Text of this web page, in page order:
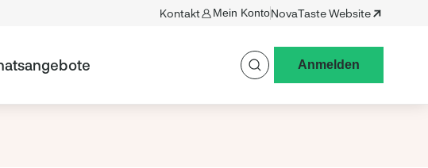
Kontakt Mein KontoNovaTaste Website
Anmelden